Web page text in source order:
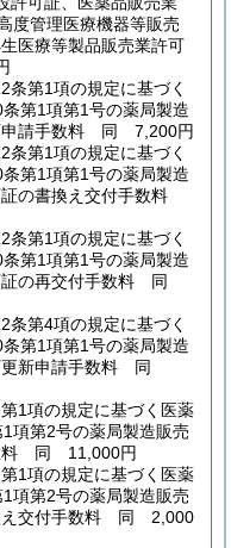
度管理医療機器等販売
医療等製品販売業許可
条第1項の規定に基づく
第1項第1号の薬局製造
申請手数料 同 7,200円
条第1項の規定に基づく
第1項第1号の薬局製造
の書換え交付手数料
条第1項の規定に基づく
第1項第1号の薬局製造
証の再交付手数料 同
条第4項の規定に基づく
第1項第1号の薬局製造
更新申請手数料 同
1項の規定に基づく医薬
項第2号の薬局製造販売
料 同 11,000円
1項の規定に基づく医薬
項第2号の薬局製造販売
え交付手数料 同 2,000